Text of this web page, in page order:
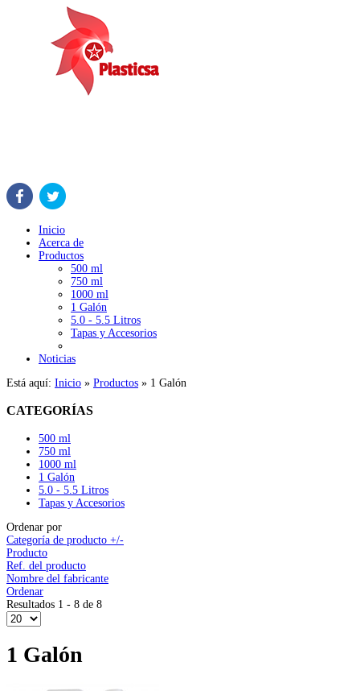
Inicio
Acerca de
Productos
500 ml
750 ml
1000 ml
1 Galón
5.0 - 5.5 Litros
Tapas y Accesorios
Noticias
Está aquí: Inicio » Productos » 1 Galón
CATEGORÍAS
500 ml
750 ml
1000 ml
1 Galón
5.0 - 5.5 Litros
Tapas y Accesorios
Ordenar por
Categoría de producto +/-
Producto
Ref. del producto
Nombre del fabricante
Ordenar
Resultados 1 - 8 de 8
1 Galón